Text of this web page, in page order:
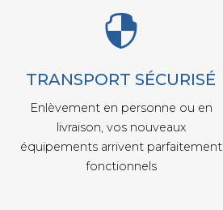

TRANSPORT SÉCURISÉ
Enlèvement en personne ou en
livraison, vos nouveaux
équipements arrivent parfaitement
fonctionnels